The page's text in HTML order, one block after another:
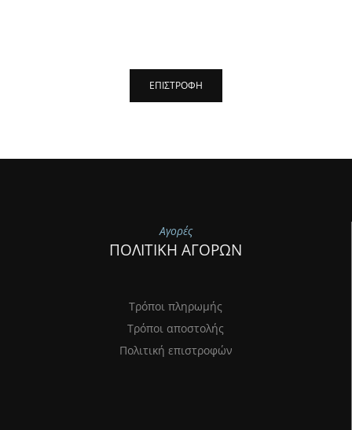
Αγορές
ΠΟΛΙΤΙΚΗ ΑΓΟΡΩΝ
Τρόποι πληρωμής
Τρόποι αποστολής
Πολιτική επιστροφών